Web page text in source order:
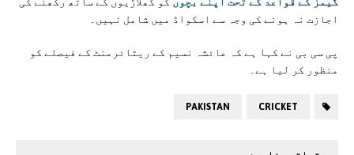
اجازت نہ ہونے کی وجہ سے اسکواڈ میں شامل نہیں۔
پی سی بی نے کہا ہے کہ عائشہ نسیم کے ریٹائرمنٹ کے فیصلے کو
منظور کر لیا ہے۔
CRICKET
PAKISTAN